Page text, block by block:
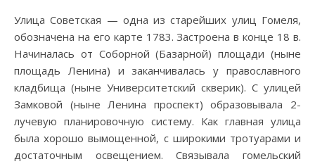
Улица Советская — одна из старейших улиц Гомеля,
обозначена на его карте 1783. Застроена в конце 18 в.
Начиналась от Соборной (Базарной) площади (ныне
площадь Ленина) и заканчивалась у православного
кладбища (ныне Университетский скверик). С улицей
Замковой (ныне Ленина проспект) образовывала 2-
лучевую планировочную систему. Как главная улица
была хорошо вымощенной, с широкими тротуарами и
достаточным освещением. Связывала гомельский